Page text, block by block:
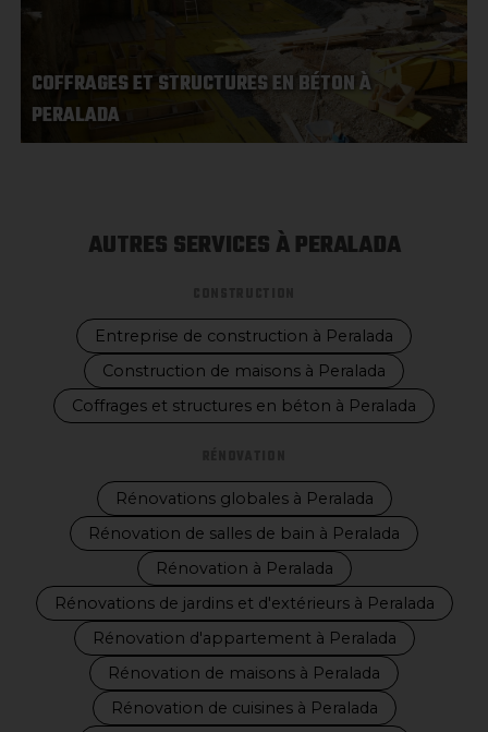
COFFRAGES ET STRUCTURES EN BÉTON À
PERALADA
AUTRES SERVICES À PERALADA
Entreprise de construction à Peralada
Construction de maisons à Peralada
Coffrages et structures en béton à Peralada
Rénovations globales à Peralada
Rénovation de salles de bain à Peralada
Rénovation à Peralada
Rénovations de jardins et d'extérieurs à Peralada
Rénovation d'appartement à Peralada
Rénovation de maisons à Peralada
Rénovation de cuisines à Peralada